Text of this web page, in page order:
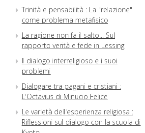
Trinità e pensabilità : La "relazione"
come problema metafisico
La ragione non fa il salto... Sul
rapporto verità e fede in Lessing
Il dialogo interreligioso e i suoi
problemi
Dialogare tra pagani e cristiani :
L'Octavius di Minucio Felice
Le varietà dell'esperienza religiosa :
Riflessioni sul dialogo con la scuola di